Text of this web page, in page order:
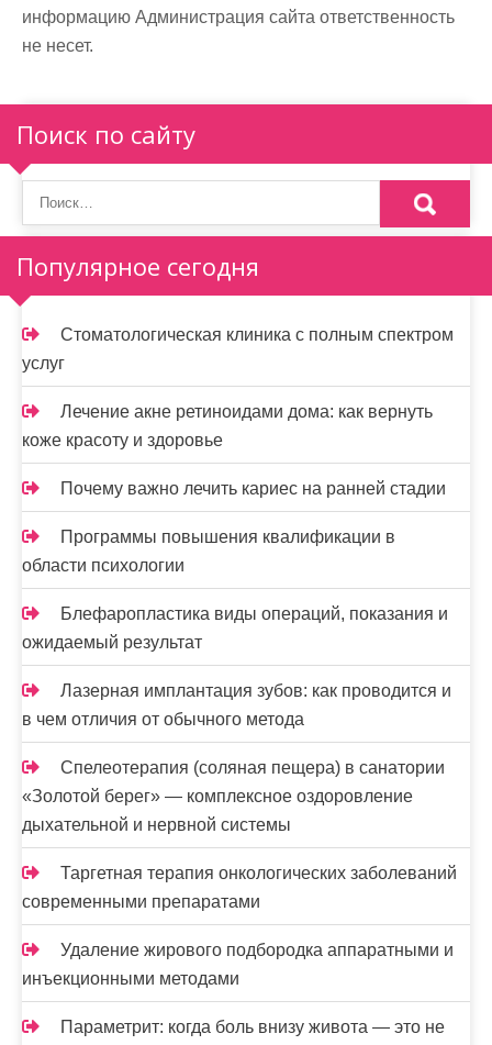
информацию Администрация сайта ответственность
не несет.
Поиск по сайту
Популярное сегодня
Стоматологическая клиника с полным спектром
услуг
Лечение акне ретиноидами дома: как вернуть
коже красоту и здоровье
Почему важно лечить кариес на ранней стадии
Программы повышения квалификации в
области психологии
Блефаропластика виды операций, показания и
ожидаемый результат
Лазерная имплантация зубов: как проводится и
в чем отличия от обычного метода
Спелеотерапия (соляная пещера) в санатории
«Золотой берег» — комплексное оздоровление
дыхательной и нервной системы
Таргетная терапия онкологических заболеваний
современными препаратами
Удаление жирового подбородка аппаратными и
инъекционными методами
Параметрит: когда боль внизу живота — это не